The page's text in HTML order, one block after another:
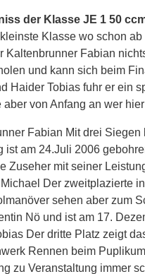
der Klasse JE 1 50
Klasse wo schon
Kaltenbrunner Fabian
und kann sich beim
Haider Tobias fuhr er ein
aber von Anfang an wer
Fabian Mit drei
ist am 24.Juli 2006
Zuseher mit seiner
Der zweitplazierte
sehen aber zum
Nö und ist am 17.
Der dritte Platz zeigt
Rennen beim
zu Veranstaltung immer